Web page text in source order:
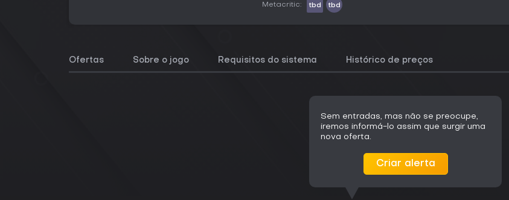
Metacritic: tbd tbd
Ofertas Sobre o jogo Requisitos do sistema Histórico de preços
Sem entradas, mas não se preocupe,
iremos informá-lo assim que surgir uma
nova oferta.
Criar alerta